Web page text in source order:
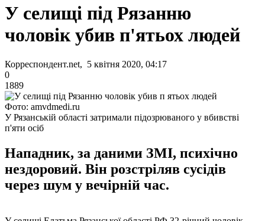
У селищі під Рязанню
чоловік убив п'ятьох людей
Корреспондент.net, 5 квітня 2020, 04:17
0
1889
Фото: amvdmedi.ru
У Рязанській області затримали підозрюваного у вбивстві
п'яти осіб
Нападник, за даними ЗМІ, психічно
нездоровий. Він розстріляв сусідів
через шум у вечірній час.